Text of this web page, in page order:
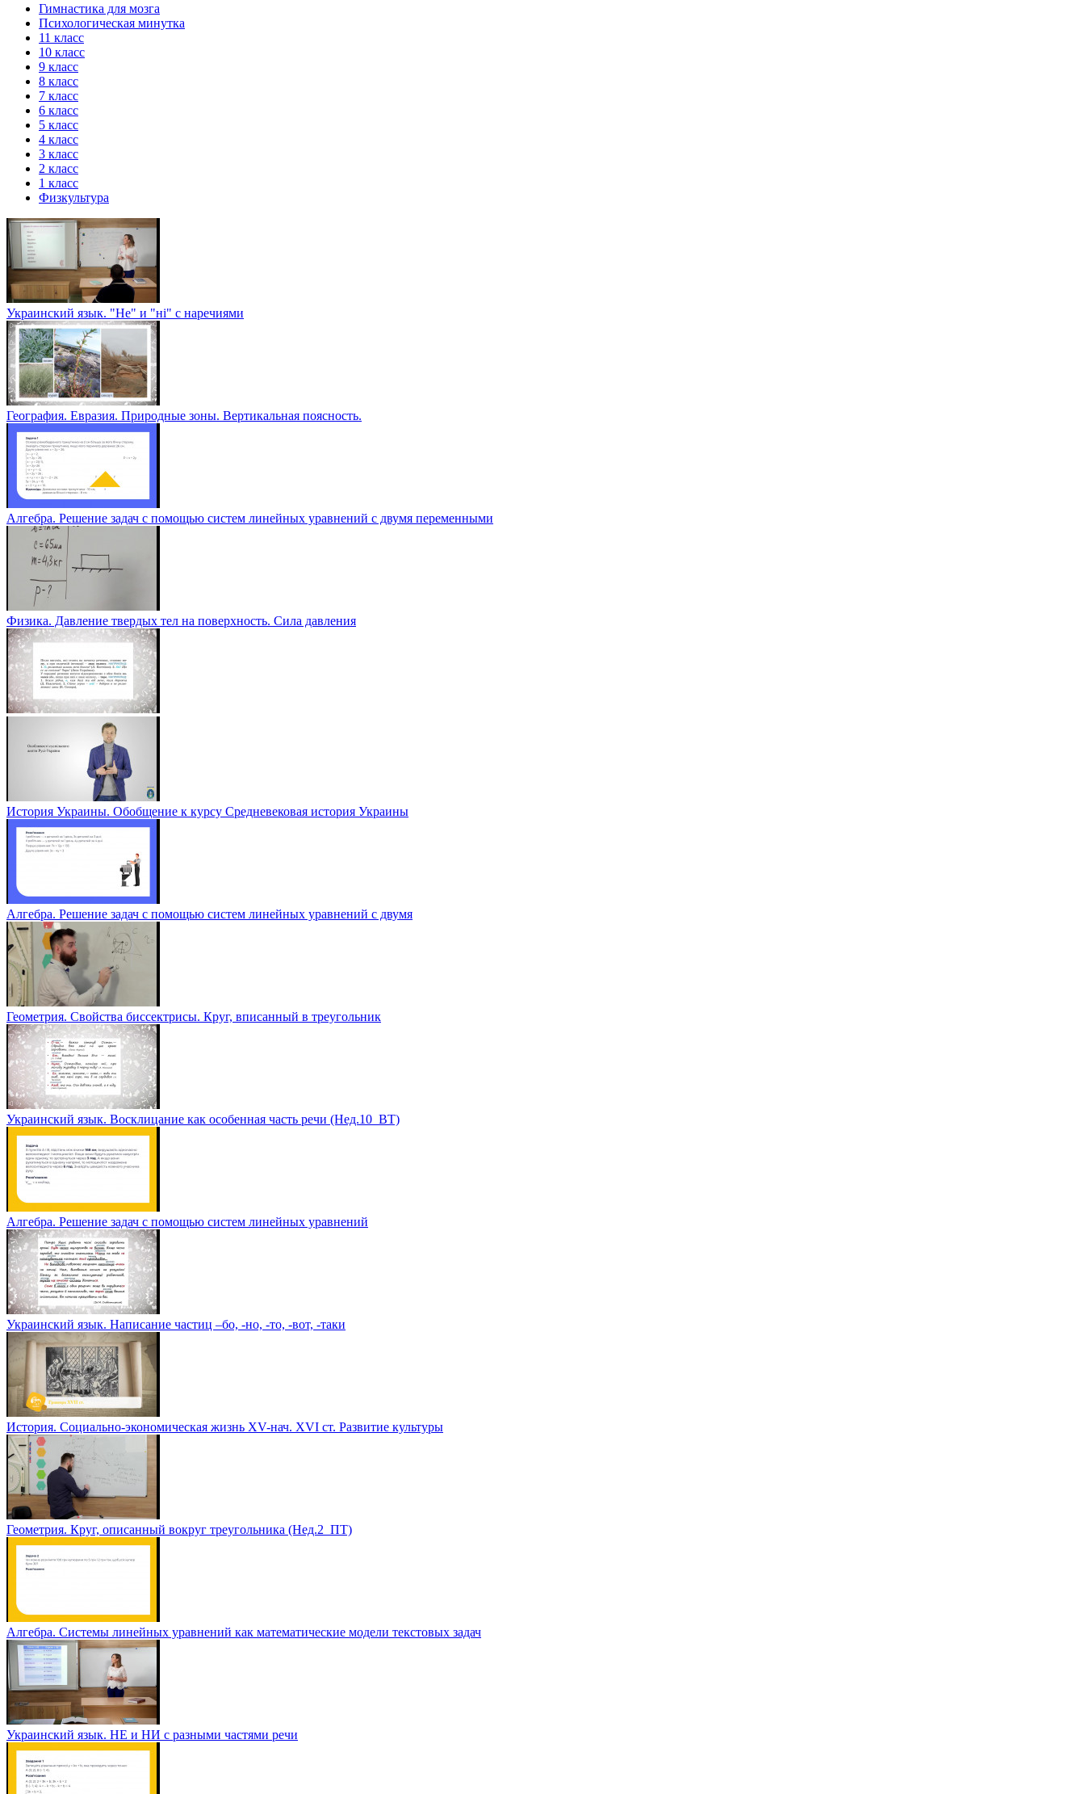
Гимнастика для мозга
Психологическая минутка
11 класс
10 класс
9 класс
8 класс
7 класс
6 класс
5 класс
4 класс
3 класс
2 класс
1 класс
Физкультура
Украинский язык. "Не" и "ні" с наречиями
География. Евразия. Природные зоны. Вертикальная поясность.
Алгебра. Решение задач с помощью систем линейных уравнений с двумя переменными
Физика. Давление твердых тел на поверхность. Сила давления
История Украины. Обобщение к курсу Средневековая история Украины
Алгебра. Решение задач с помощью систем линейных уравнений с двумя
Геометрия. Свойства биссектрисы. Круг, вписанный в треугольник
Украинский язык. Восклицание как особенная часть речи (Нед.10_ВТ)
Алгебра. Решение задач с помощью систем линейных уравнений
Украинский язык. Написание частиц –бо, -но, -то, -вот, -таки
История. Социально-экономическая жизнь XV-нач. XVI ст. Развитие культуры
Геометрия. Круг, описанный вокруг треугольника (Нед.2_ПТ)
Алгебра. Системы линейных уравнений как математические модели текстовых задач
Украинский язык. НЕ и НИ с разными частями речи